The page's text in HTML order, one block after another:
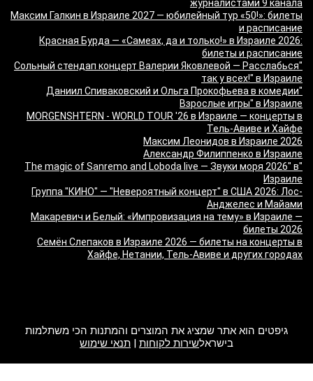
журналистами 9 канала
Максим Галкин в Израиле 2027 — юбилейный тур «50!»: билеты
и расписание
Красная Бурда — «Самеах, да и только!» в Израиле 2026:
билеты и расписание
"Сольный стендап концерт Валерии Яковлевой — Расслабься
так у всех!" в Израиле
"Даниил Спиваковский и Ольга Прокофьева в комедии
Взрослые игры" в Израиле
MORGENSHTERN - WORLD TOUR '26 в Израиле — концерты в
Тель-Авиве и Хайфе
Максим Леонидов в Израиле 2026
Александр Филиппенко в Израиле
"The magic of Sanremo and Loboda live — Звуки моря 2026" в
Израиле
Группа "КИНО" — "Невероятный концерт" в США 2026: Лос-
Анджелес и Майами
Макаревич и Белый: «Импровизация на тему» в Израиле —
билеты 2026
Семён Слепаков в Израиле 2026 — билеты на концерты в
Хайфе, Нетании, Тель-Авиве и других городах
גיפטים הוא אתר שמציג את המוצרים והמתנות הכי משתלמות
בישראלשירות לקוחות | תנאי שימוש